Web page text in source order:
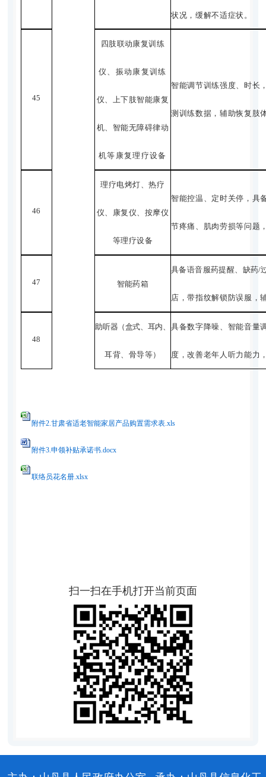
状况，缓解不适症状。
45
四肢联动康复训练
仪、振动康复训练
仪、上下肢智能康复
机、智能无障碍律动
机等康复理疗设备
智能调节训练强度、时长
测训练数据，辅助恢复肢
46
理疗电烤灯、热疗
仪、康复仪、按摩仪
等理疗设备
智能控温、定时关停，具
节疼痛、肌肉劳损等问题
47 智能药箱
具备语音服药提醒、缺药/
店，带指纹解锁防误服，
48
助听器（盒式、耳内、
耳背、骨导等）
具备数字降噪、智能音量
度，改善老年人听力能力
附件2.甘肃省适老智能家居产品购置需求表.xls
附件3.申领补贴承诺书.docx
联络员花名册.xlsx
扫一扫在手机打开当前页面